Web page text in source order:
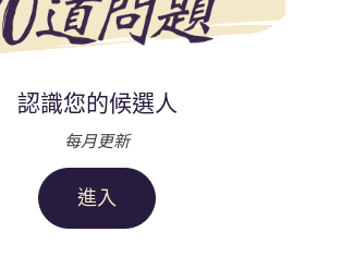
認識您的候選人
每月更新
進入